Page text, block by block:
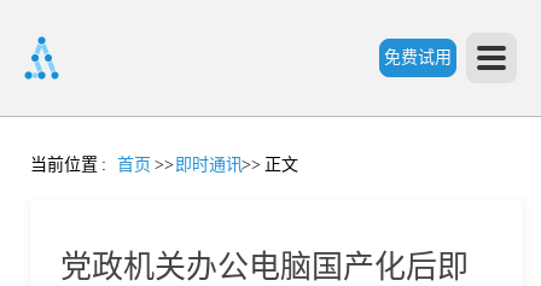
免费试用
首
当前位置 : 首页 >> 即时通讯>> 正文
党政机关办公电脑国产化后即